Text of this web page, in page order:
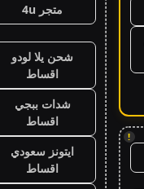
!
متجر 4u
شحن يلا لودو
اقساط
شدات ببجي
اقساط
ايتونز سعودي
اقساط